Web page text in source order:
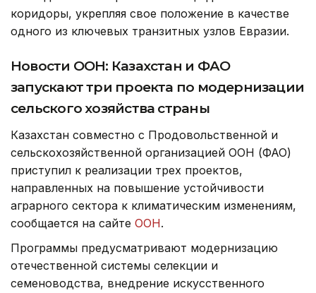
коридоры, укрепляя свое положение в качестве
одного из ключевых транзитных узлов Евразии.
Новости ООН: Казахстан и ФАО
запускают три проекта по модернизации
сельского хозяйства страны
Казахстан совместно с Продовольственной и
сельскохозяйственной организацией ООН (ФАО)
приступил к реализации трех проектов,
направленных на повышение устойчивости
аграрного сектора к климатическим изменениям,
сообщается на сайте ООН.
Программы предусматривают модернизацию
отечественной системы селекции и
семеноводства, внедрение искусственного